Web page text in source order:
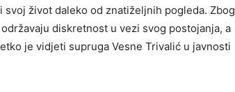
život daleko od znatiželjnih pogleda. Zbog
diskretnost u vezi svog postojanja, a
je vidjeti supruga Vesne Trivalić u javnosti